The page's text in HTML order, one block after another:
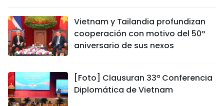
Vietnam y Tailandia profundizan
cooperación con motivo del 50º
aniversario de sus nexos
[Foto] Clausuran 33ª Conferencia
Diplomática de Vietnam